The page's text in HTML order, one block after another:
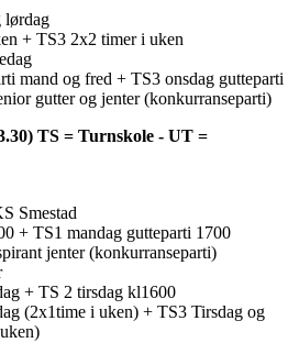
lørdag
+ TS3 2x2 timer i uken
mand og fred + TS3 onsdag gutteparti
gutter og jenter (konkurranseparti)
TS = Turnskole - UT =
Smestad
+ TS1 mandag gutteparti 1700
jenter (konkurranseparti)
+ TS 2 tirsdag kl1600
(2x1time i uken) + TS3 Tirsdag og